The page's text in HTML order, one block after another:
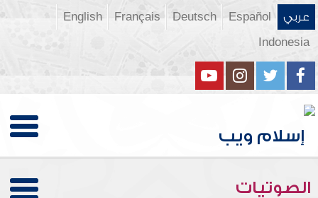
عربي Español
Deutsch
Français
English
Indonesia
الصوتيات